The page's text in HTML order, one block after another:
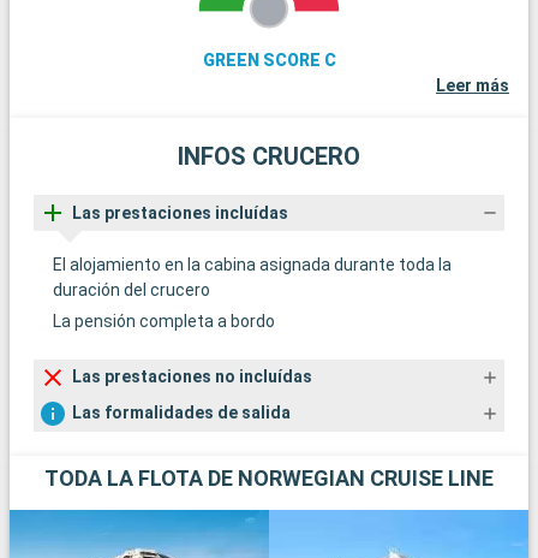
GREEN SCORE C
Leer más
INFOS CRUCERO
Las prestaciones incluídas
El alojamiento en la cabina asignada durante toda la
duración del crucero
La pensión completa a bordo
Las prestaciones no incluídas
Las formalidades de salida
TODA LA FLOTA DE NORWEGIAN CRUISE LINE